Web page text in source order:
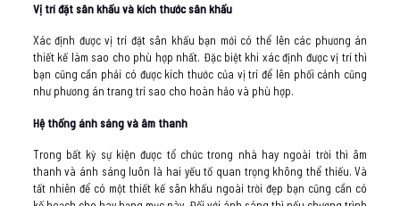
Vị trí đặt sân khấu và kích thước sân khấu
Xác định được vị trí đặt sân khấu bạn mới có thể lên các phương án
thiết kế làm sao cho phù hợp nhất. Đặc biệt khi xác định được vị trí thì
bạn cũng cần phải có được kích thước của vị trí để lên phối cảnh cũng
như phương án trang trí sao cho hoàn hảo và phù hợp.
Hệ thống ánh sáng và âm thanh
Trong bất kỳ sự kiện được tổ chức trong nhà hay ngoài trời thì âm
thanh và ánh sáng luôn là hai yếu tố quan trọng không thể thiếu. Và
tất nhiên để có một thiết kế sân khấu ngoài trời đẹp bạn cũng cần có